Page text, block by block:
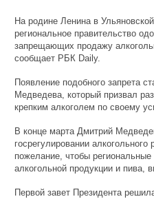
На родине Ленина в
региональное правительство
запрещающих продажу
сообщает РБК Daily.
Появление подобного запрета
Медведева, который призвал
крепким алкоголем по своему
В конце марта Дмитрий
госрегулировании
пожелание, чтобы
алкогольной продукции и пива,
Первой завет Президента